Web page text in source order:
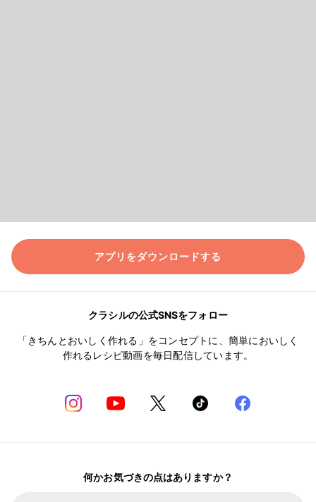
アプリをダウンロードする
クラシルの公式SNSをフォロー
「きちんとおいしく作れる」をコンセプトに、簡単においしく
作れるレシピ動画を毎日配信しています。
何かお気づきの点はありますか？